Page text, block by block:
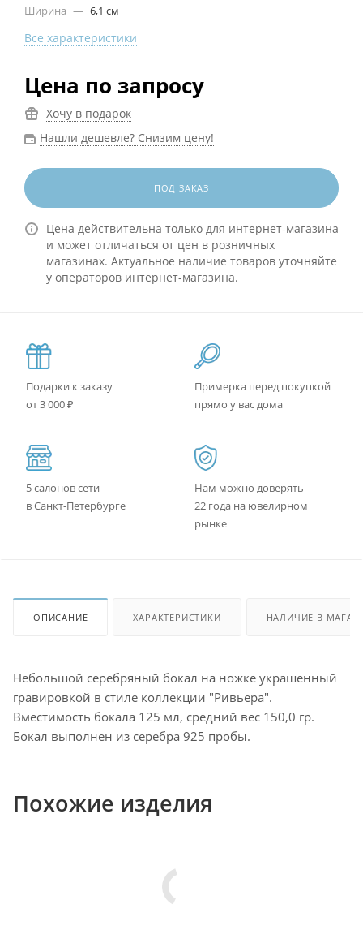
Ширина — 6,1 см
Все характеристики
Цена по запросу
Хочу в подарок
Нашли дешевле? Снизим цену!
ПОД ЗАКАЗ
Цена действительна только для интернет-магазина
и может отличаться от цен в розничных
магазинах. Актуальное наличие товаров уточняйте
у операторов интернет-магазина.
Подарки к заказу
от 3 000 ₽
Примерка перед покупкой
прямо у вас дома
5 салонов сети
в Санкт-Петербурге
Нам можно доверять -
22 года на ювелирном
рынке
ОПИСАНИЕ ХАРАКТЕРИСТИКИ НАЛИЧИЕ В
Небольшой серебряный бокал на ножке украшенный
гравировкой в стиле коллекции "Ривьера".
Вместимость бокала 125 мл, средний вес 150,0 гр.
Бокал выполнен из серебра 925 пробы.
Похожие изделия